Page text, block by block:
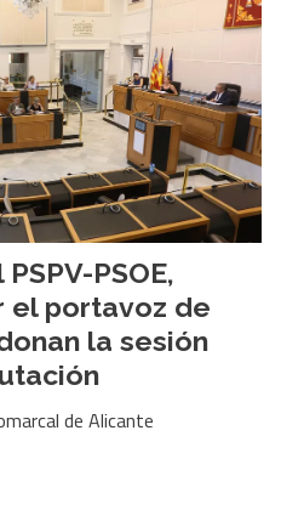
PSOE,
el portavoz de
la sesión
de Alicante